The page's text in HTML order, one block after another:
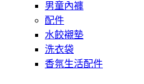
男童內褲
配件
水餃襯墊
洗衣袋
香氛生活配件